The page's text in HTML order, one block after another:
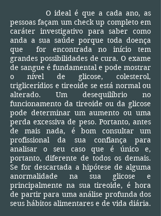
O ideal é que a cada ano, as
pessoas façam um check up completo em
caráter investigativo para saber como
anda a sua saúde porque toda doença
que for encontrada no início tem
grandes possibilidades de cura. O exame
de sangue é fundamental e pode mostrar
o nível de glicose, colesterol,
triglicerídios e tireoide se está normal ou
alterado. Um desequilíbrio no
funcionamento da tireoide ou da glicose
pode determinar um aumento ou uma
perda excessiva de peso. Portanto, antes
de mais nada, é bom consultar um
profissional da sua confiança para
analisar o seu caso que é único e,
portanto, diferente de todos os demais.
Se for descartada a hipótese de alguma
anormalidade na sua glicose e
principalmente na sua tireoide, é hora
de partir para uma análise profunda dos
seus hábitos alimentares e de vida diária.